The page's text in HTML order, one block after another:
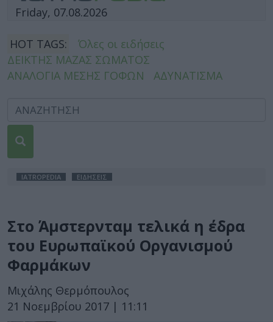
Friday, 07.08.2026
HOT TAGS:
Όλες οι ειδήσεις
ΔΕΙΚΤΗΣ ΜΑΖΑΣ ΣΩΜΑΤΟΣ
ΑΝΑΛΟΓΙΑ ΜΕΣΗΣ ΓΟΦΩΝ
ΑΔΥΝΑΤΙΣΜΑ
IATROPEDIA ΕΙΔΗΣΕΙΣ
Στο Άμστερνταμ τελικά η έδρα
του Ευρωπαϊκού Οργανισμού
Φαρμάκων
Μιχάλης Θερμόπουλος
21 Νοεμβρίου 2017 | 11:11